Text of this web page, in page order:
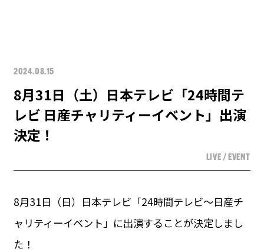
2024.08.15
8月31日（土）日本テレビ「24時間テ
レビ 日産チャリティーイベント」出演
決定！
LIVE / EVENT
8月31日（日）日本テレビ「24時間テレビ～日産チ
ャリティーイベント」に出演することが決定しまし
た！